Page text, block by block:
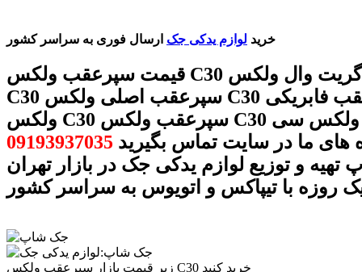
خرید لوازم یدکی جک ارسال فوری به سراسر کشور
قیمت سپرعقب ولکس C30 سپرعقب گریت وال ولکس
C30 سپرعقب اصلی ولکس C30 سپرعقب فابریکی
ولکس C30 سپرعقب ولکس C30 سپرعقب ولکس سی
09193937035
و توزیع لوازم یدکی جک در بازار تهران
روزه با تیپاکس و اتویوس به سراسر کشور
زیر قیمت بازار سپرعقب ولکس C30 خرید کنید